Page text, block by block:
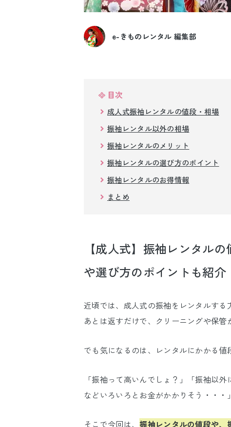
e-きものレンタル 編集部
目次
成人式振袖レンタルの値段・相場
振袖レンタル以外の相場
振袖レンタルのメリット
振袖レンタルの選び方のポイント
振袖レンタルのお得情報
まとめ
【成人式】振袖レンタル
や選び方のポイントも紹介
近頃では、成人式の振袖をレンタルす
あとは返すだけで、クリーニングや保管
でも気になるのは、レンタルにかかる値
「振袖って高いんでしょ？」「振袖以
などいろいろとお金がかかりそう・・
そこで今回は、 振袖レンタルの値段や